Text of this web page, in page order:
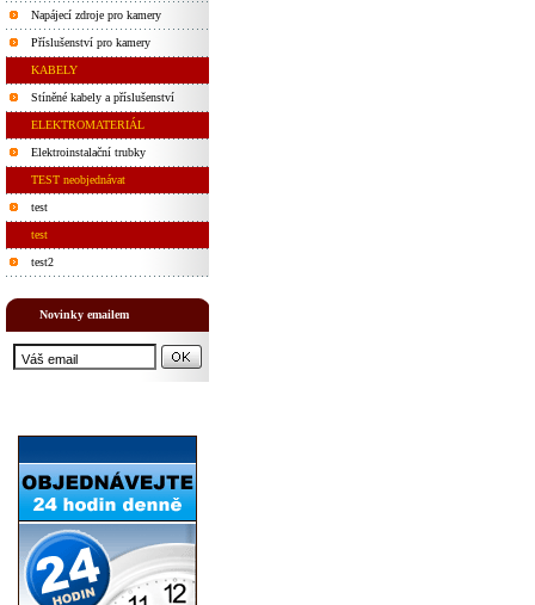
Napájecí zdroje pro kamery
Příslušenství pro kamery
KABELY
Stíněné kabely a příslušenství
ELEKTROMATERIÁL
Elektroinstalační trubky
TEST neobjednávat
test
test
test2
Novinky emailem